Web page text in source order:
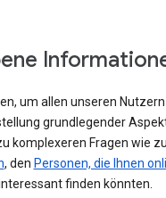
um allen unseren
grundlegender
komplexeren Fragen wie
, den Personen, die Ihnen
finden könnten.